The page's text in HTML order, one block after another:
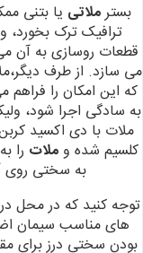
بسترملاتی یا بتنی
ترافیک ترک بخورد،
قطعات روسازی به آن
می سازد. از طرف
که این امکان را فراهم
به سادگی اجرا شود،
ملات با دی اکسید
کلسیم شده وملات را
به سختی روی
توجهکنید که در محل
های مناسب سیمان
بودن سختی درز برای